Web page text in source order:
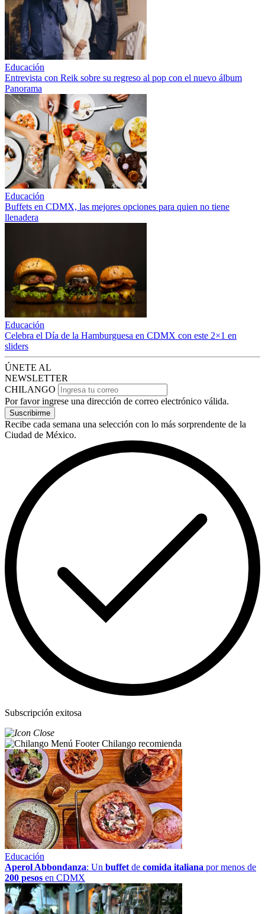
Educación
Entrevista con Reik sobre su regreso al pop con el nuevo álbum
Panorama
Educación
Buffets en CDMX, las mejores opciones para quien no tiene
llenadera
Educación
Celebra el Día de la Hamburguesa en CDMX con este 2×1 en
sliders
ÚNETE AL
NEWSLETTER
CHILANGO
Por favor ingrese una dirección de correo electrónico válida.
Suscribirme
Recibe cada semana una selección con lo más sorprendente de la
Ciudad de México.
Subscripción exitosa
Chilango recomienda
Educación
Aperol Abbondanza: Un buffet de comida italiana por menos de
200 pesos en CDMX